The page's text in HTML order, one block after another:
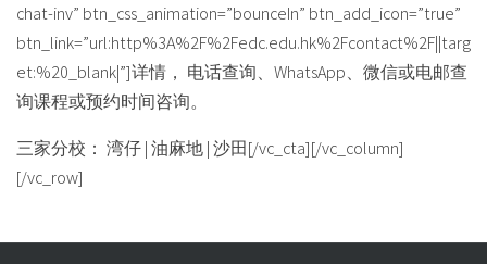
chat-inv” btn_css_animation=”bounceIn” btn_add_icon=”true”
btn_link=”url:http%3A%2F%2Fedc.edu.hk%2Fcontact%2F||targ
et:%20_blank|”]详情， 电话查询、WhatsApp、微信或电邮查
询课程或预约时间咨询。
三家分校： 湾仔 | 油麻地 | 沙田[/vc_cta][/vc_column]
[/vc_row]